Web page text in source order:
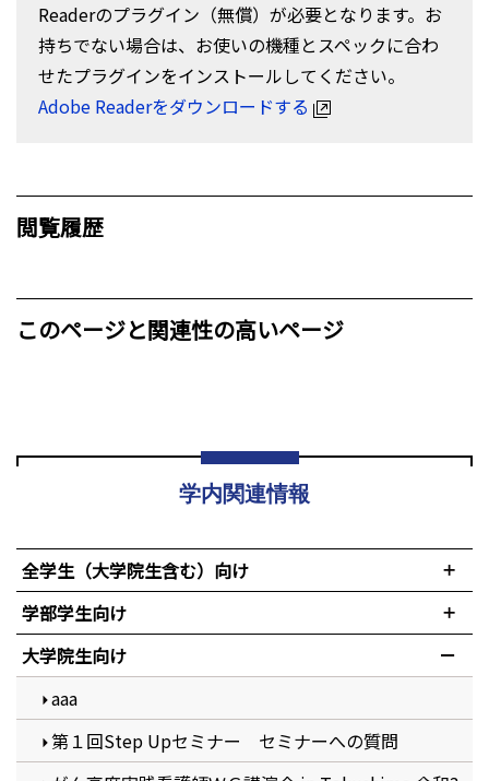
Readerのプラグイン（無償）が必要となります。お
持ちでない場合は、お使いの機種とスペックに合わ
せたプラグインをインストールしてください。
Adobe Readerをダウンロードする
閲覧履歴
このページと関連性の高いページ
学内関連情報
全学生（大学院生含む）向け
学部学生向け
大学院生向け
aaa
第１回Step Upセミナー セミナーへの質問